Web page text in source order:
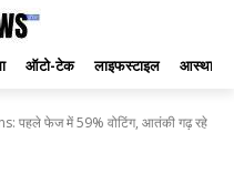
ऑटो-टेक लाइफस्टाइल आस्था
पहले फेज में 59% वोटिंग, आतंकी गढ़ रहे